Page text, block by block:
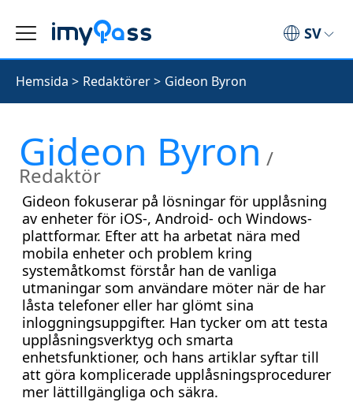
SV
Hemsida > Redaktörer> Gideon Byron
Gideon Byron /
Redaktör
Gideon fokuserar på lösningar för upplåsning
av enheter för iOS-, Android- och Windows-
plattformar. Efter att ha arbetat nära med
mobila enheter och problem kring
systemåtkomst förstår han de vanliga
utmaningar som användare möter när de har
låsta telefoner eller har glömt sina
inloggningsuppgifter. Han tycker om att testa
upplåsningsverktyg och smarta
enhetsfunktioner, och hans artiklar syftar till
att göra komplicerade upplåsningsprocedurer
mer lättillgängliga och säkra.